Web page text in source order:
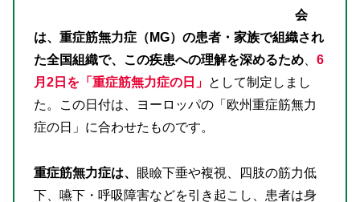
会
は、重症筋無力症（MG）の患者・家族で組織され
た全国組織で、この疾患への理解を深めるため
6
月2日を「重症筋無力症の日」 として制定しまし
た。この日付は、ヨーロッパの「欧州重症筋無力
症の日」に合わせたものです。
重症筋無力症は、
眼瞼下垂や複視、四肢の筋力低
下、嚥下・呼吸障害などを引き起こし、患者は身